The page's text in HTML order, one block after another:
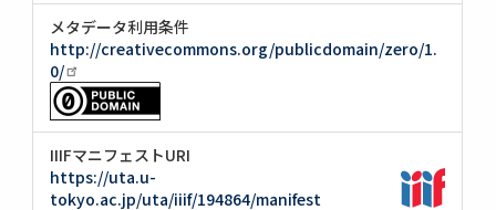
メタデータ利用条件
http://creativecommons.org/publicdomain/zero/1.
0/
IIIFマニフェストURI
https://uta.u-
tokyo.ac.jp/uta/iiif/194864/manifest